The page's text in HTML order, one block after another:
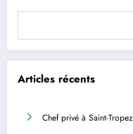
Articles récents
Chef privé à Saint-